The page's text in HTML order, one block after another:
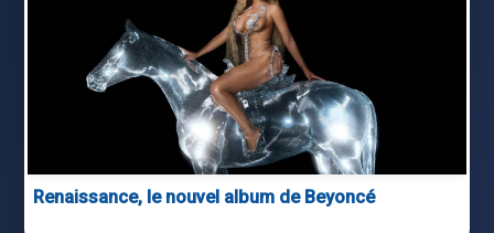
Renaissance, le nouvel album de Beyoncé